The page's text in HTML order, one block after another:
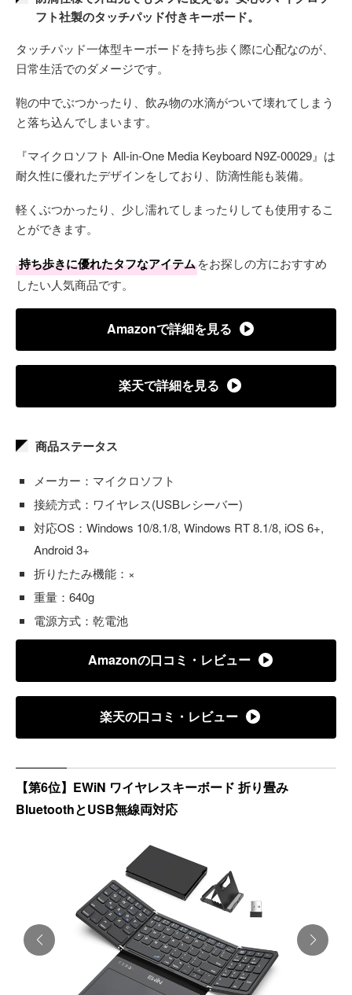
フト社製のタッチパッド付きキーボード。
タッチパッド一体型キーボードを持ち歩く際に心配なのが、
日常生活でのダメージです。
鞄の中でぶつかったり、飲み物の水滴がついて壊れてしまう
と落ち込んでしまいます。
『マイクロソフト All-in-One Media Keyboard N9Z-00029』は
耐久性に優れたデザインをしており、防滴性能も装備。
軽くぶつかったり、少し濡れてしまったりしても使用するこ
とができます。
持ち歩きに優れたタフなアイテムをお探しの方におすすめ
したい人気商品です。
Amazonで詳細を見る
楽天で詳細を見る
商品ステータス
メーカー：マイクロソフト
接続方式：ワイヤレス(USBレシーバー)
対応OS：Windows 10/8.1/8, Windows RT 8.1/8, iOS 6+,
Android 3+
折りたたみ機能：×
重量：640g
電源方式：乾電池
Amazonの口コミ・レビュー
楽天の口コミ・レビュー
【第6位】EWiN ワイヤレスキーボード 折り畳み
BluetoothとUSB無線両対応